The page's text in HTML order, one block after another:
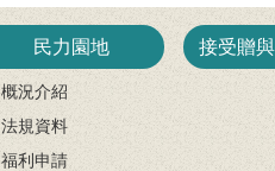
民力園地
概況介紹
法規資料
福利申請
接受贈